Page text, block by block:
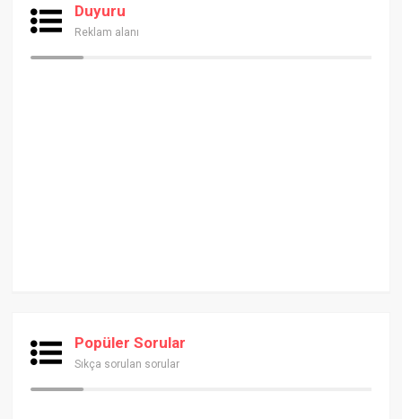
Duyuru
Reklam alanı
Popüler Sorular
Sıkça sorulan sorular